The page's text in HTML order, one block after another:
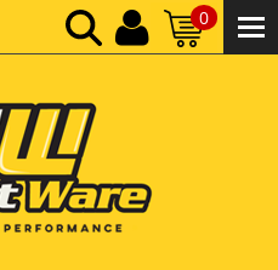
0
ΚΑΘΑΡΌ ΣΎΝΟΛΟ:
ΤΕΛΙΚΌ ΣΎΝΟΛΟ:0,00 €